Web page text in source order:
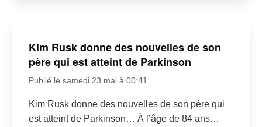
Kim Rusk donne des nouvelles de son
père qui est atteint de Parkinson
Publié le samedi 23 mai à 00:41
Kim Rusk donne des nouvelles de son père qui
est atteint de Parkinson… À l’âge de 84 ans…